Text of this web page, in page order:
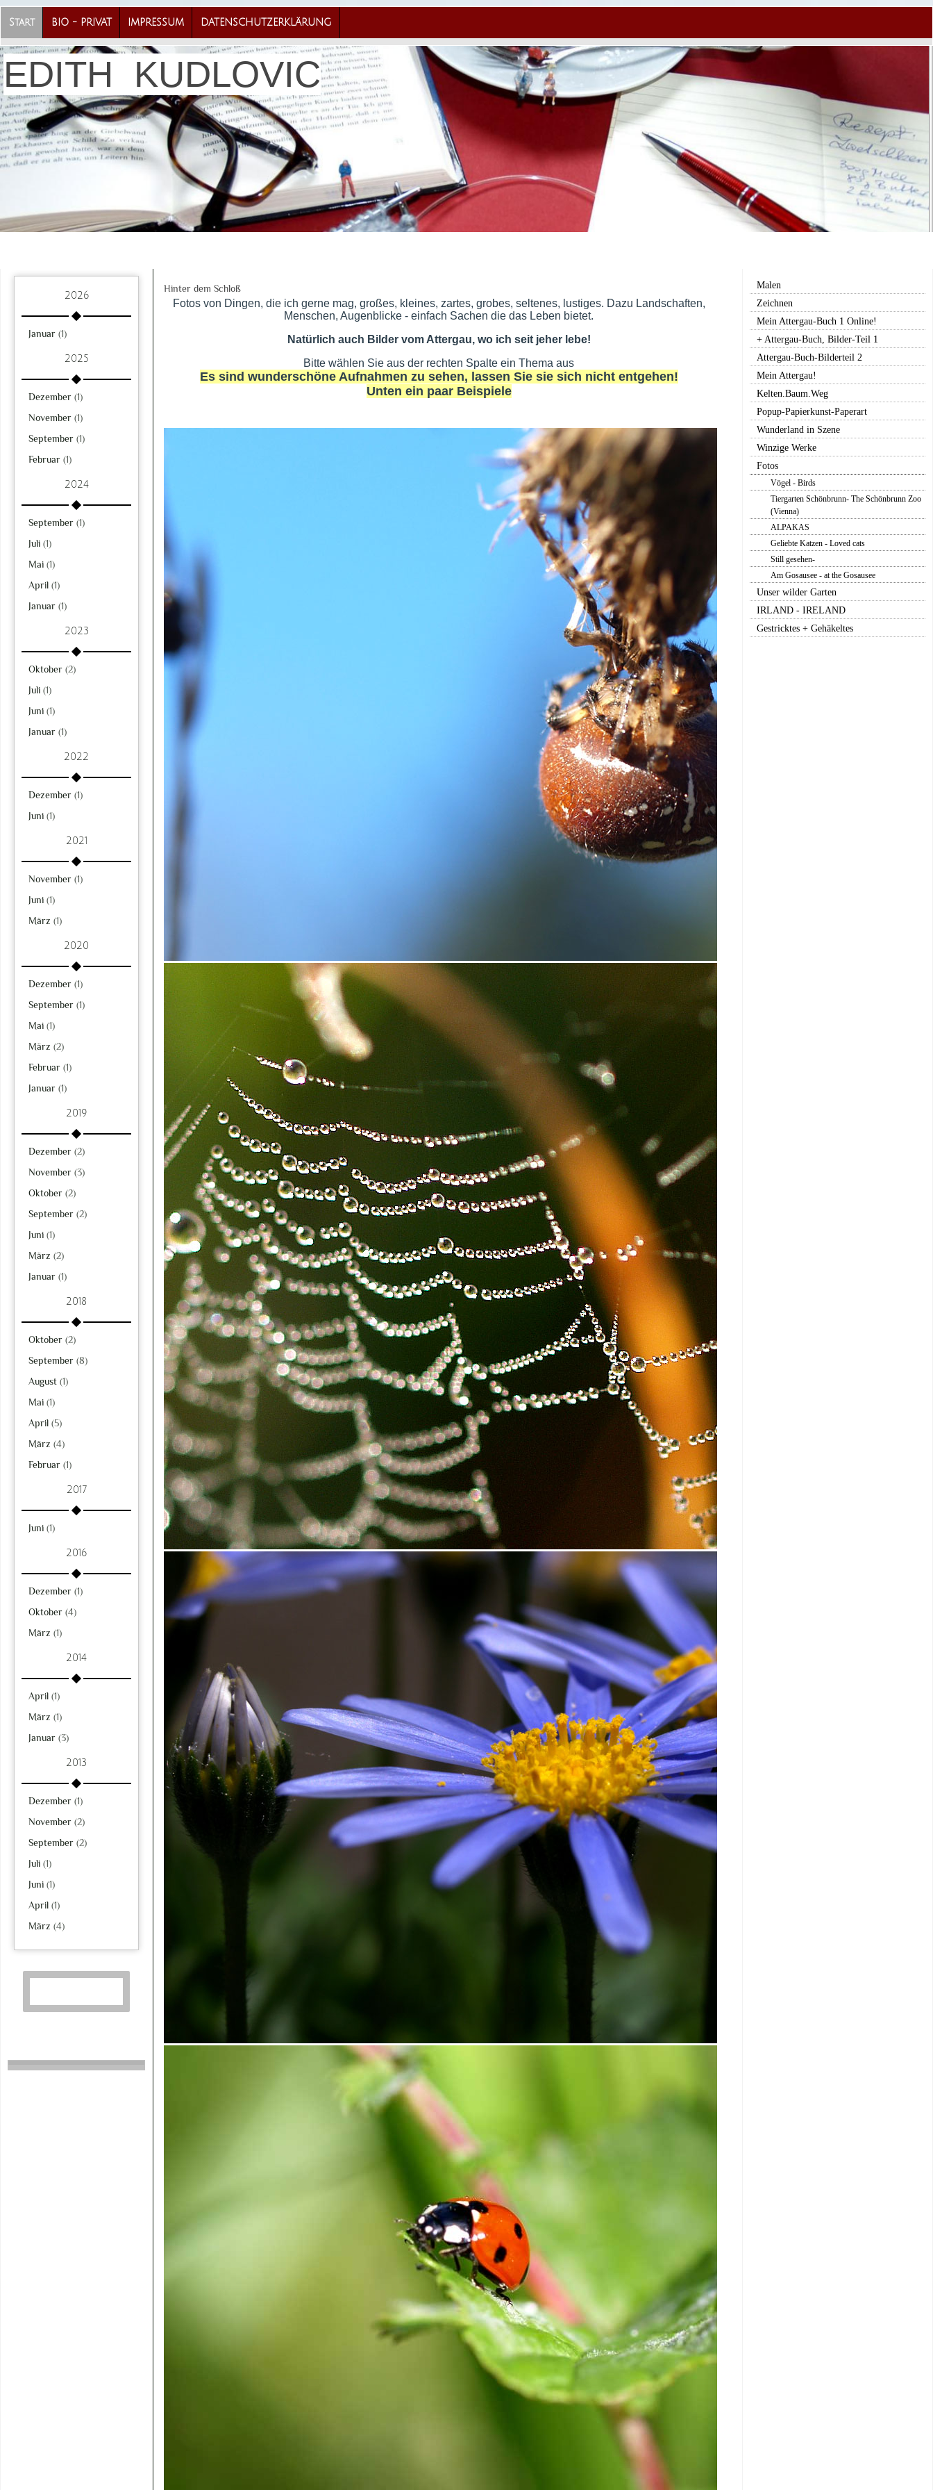
Start BIO - PRIVAT IMPRESSUM DATENSCHUTZERKLÄRUNG
EDITH KUDLOVIC
2026
Januar (1)
2025
Dezember (1)
November (1)
September (1)
Februar (1)
2024
September (1)
Juli (1)
Mai (1)
April (1)
Januar (1)
2023
Oktober (2)
Juli (1)
Juni (1)
Januar (1)
2022
Dezember (1)
Juni (1)
2021
November (1)
Juni (1)
März (1)
2020
Dezember (1)
September (1)
Mai (1)
März (2)
Februar (1)
Januar (1)
2019
Dezember (2)
November (3)
Oktober (2)
September (2)
Juni (1)
März (2)
Januar (1)
2018
Oktober (2)
September (8)
August (1)
Mai (1)
April (5)
März (4)
Februar (1)
2017
Juni (1)
2016
Dezember (1)
Oktober (4)
März (1)
2014
April (1)
März (1)
Januar (3)
2013
Dezember (1)
November (2)
September (2)
Juli (1)
Juni (1)
April (1)
März (4)
Malen
Zeichnen
Mein Attergau-Buch 1 Online!
+ Attergau-Buch, Bilder-Teil 1
Attergau-Buch-Bilderteil 2
Mein Attergau!
Kelten.Baum.Weg
Popup-Papierkunst-Paperart
Wunderland in Szene
Winzige Werke
Fotos
Vögel - Birds
Tiergarten Schönbrunn- The Schönbrunn Zoo
(Vienna)
ALPAKAS
Geliebte Katzen - Loved cats
Still gesehen-
Am Gosausee - at the Gosausee
Unser wilder Garten
IRLAND - IRELAND
Gestricktes + Gehäkeltes
Hinter dem Schloß
Fotos von Dingen, die ich gerne mag, großes, kleines, zartes, grobes, seltenes, lustiges. Dazu Landschaften,
Menschen, Augenblicke - einfach Sachen die das Leben bietet.
Natürlich auch Bilder vom Attergau, wo ich seit jeher lebe!
Bitte wählen Sie aus der rechten Spalte ein Thema aus
Es sind wunderschöne Aufnahmen zu sehen, lassen Sie sie sich nicht entgehen!
Unten ein paar Beispiele